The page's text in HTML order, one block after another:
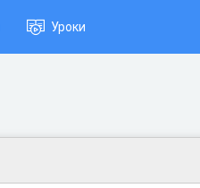
Уроки